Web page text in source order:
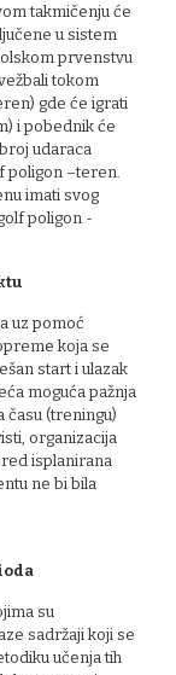
takmičenju će
u sistem
prvenstvu
tokom
gde će igrati
i pobednik će
udaraca
poligon –teren.
imati svog
poligon -
uz pomoć
koja se
start i ulazak
moguća pažnja
času (treningu)
organizacija
isplanirana
ne bi bila
su
sadržaji koji se
učenja tih